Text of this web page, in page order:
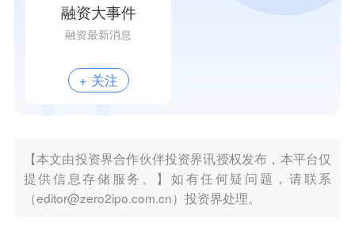
融资大事件
融资最新消息
+ 关注
【本文由投资界合作伙伴投资界讯授权发布，本平台仅
提供信息存储服务。】如有任何疑问题，请联系
（editor@zero2ipo.com.cn）投资界处理。